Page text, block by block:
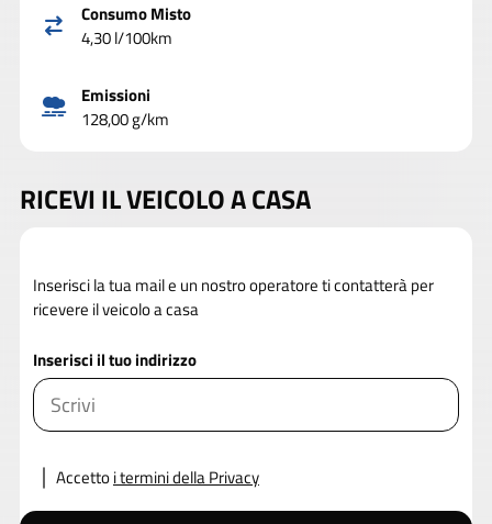
Consumo Misto
4,30 l/100km
Emissioni
128,00 g/km
RICEVI IL VEICOLO A CASA
Inserisci la tua mail e un nostro operatore ti contatterà per
ricevere il veicolo a casa
Inserisci il tuo indirizzo
Accettoi termini della Privacy